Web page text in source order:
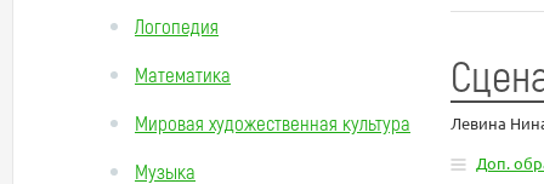
Логопедия
Математика
Мировая художественная культура
Музыка
Левина
Доп.